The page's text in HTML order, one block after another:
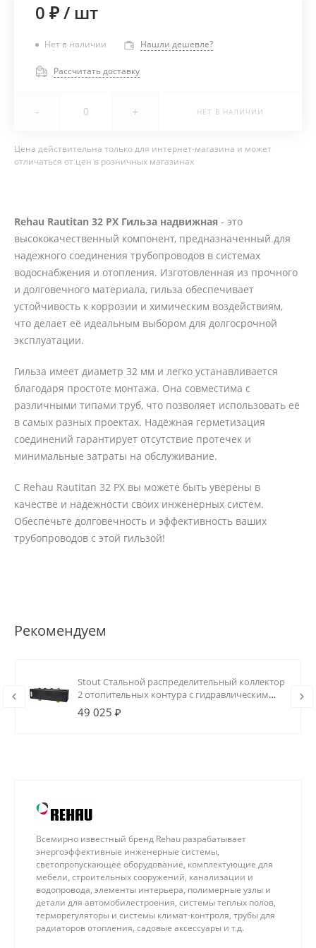
0 ₽/ шт
Нет в наличии Нашли дешевле?
Рассчитать доставку
- + НЕТ В НАЛИЧИИ
Цена действительна только для интернет-магазина и может
отличаться от цен в розничных магазинах
Rehau Rautitan 32 PX Гильза надвижная - это
высококачественный компонент, предназначенный для
надежного соединения трубопроводов в системах
водоснабжения и отопления. Изготовленная из прочного
и долговечного материала, гильза обеспечивает
устойчивость к коррозии и химическим воздействиям,
что делает её идеальным выбором для долгосрочной
эксплуатации.
Гильза имеет диаметр 32 мм и легко устанавливается
благодаря простоте монтажа. Она совместима с
различными типами труб, что позволяет использовать её
в самых разных проектах. Надёжная герметизация
соединений гарантирует отсутствие протечек и
минимальные затраты на обслуживание.
С Rehau Rautitan 32 PX вы можете быть уверены в
качестве и надежности своих инженерных систем.
Обеспечьте долговечность и эффективность ваших
трубопроводов с этой гильзой!
Рекомендуем
Stout Стальной распределительный коллектор
2 отопительных контура с гидравлическим
разделителем DN20
49 025 ₽
Всемирно известный бренд Rehau разрабатывает
энергоэффективные инженерные системы,
светопропускающее оборудование, комплектующие для
мебели, строительных сооружений, канализации и
водопровода, элементы интерьера, полимерные узлы и
детали для автомобилестроения, системы теплых полов,
терморегуляторы и системы климат-контроля, трубы для
радиаторов отопления, садовые аксессуары и т.д.